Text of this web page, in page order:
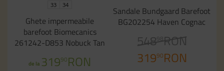
33
34
Ghete impermeabile
barefoot Biomecanics
261242-D853 Nobuck Tan
de la 31990RON
Sandale Bundgaard Barefoot
BG202254 Haven Cognac
548 98RON
31990RON